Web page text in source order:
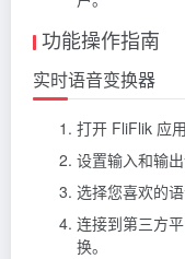
功能操作指南
实时语音变换器
打开 FliFlik 应
设置输入和输
选择您喜欢的
连接到第三方
换。